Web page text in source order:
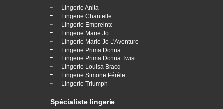
- Lingerie Anita
- Lingerie Chantelle
- Lingerie Empreinte
- Lingerie Marie Jo
- Lingerie Marie Jo L'Aventure
- Lingerie Prima Donna
- Lingerie Prima Donna Twist
- Lingerie Louisa Bracq
- Lingerie Simone Pérèle
- Lingerie Triumph
Spécialiste lingerie